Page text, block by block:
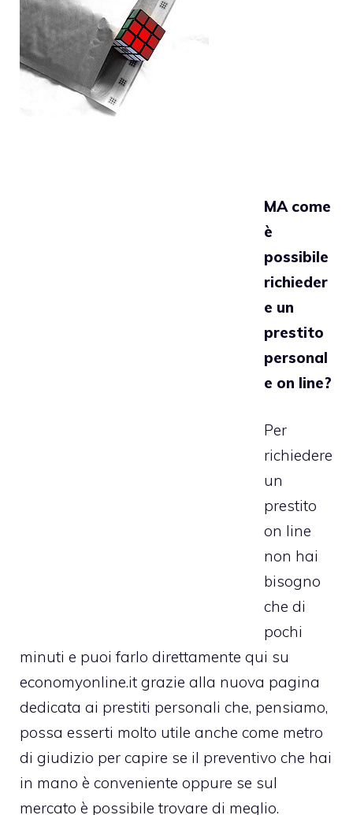
MA come
è
possibile
richieder
e un
prestito
personal
e on line?
Per
richiedere
un
prestito
on line
non hai
bisogno
che di
pochi
minuti e puoi farlo direttamente qui su
economyonline.it grazie alla nuova pagina
dedicata ai prestiti personali che, pensiamo,
possa esserti molto utile anche come metro
di giudizio per capire se il preventivo che hai
in mano è conveniente oppure se sul
mercato è possibile trovare di meglio.